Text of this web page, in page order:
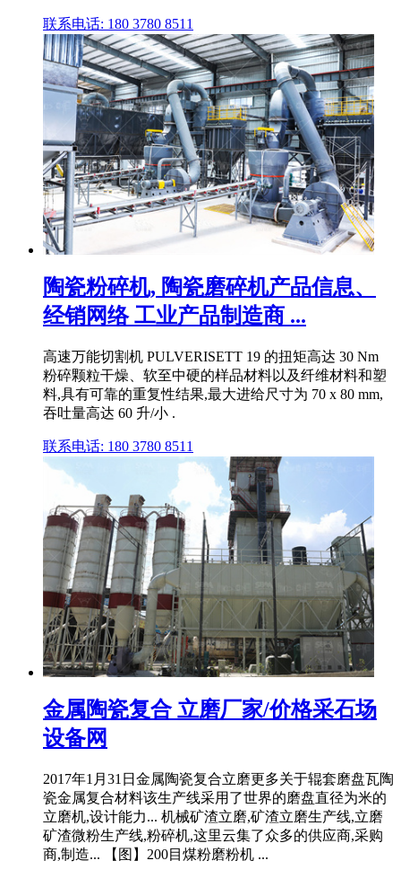
联系电话: 180 3780 8511
陶瓷粉碎机, 陶瓷磨碎机产品信息、
经销网络 工业产品制造商 ...
高速万能切割机 PULVERISETT 19 的扭矩高达 30 Nm
粉碎颗粒干燥、软至中硬的样品材料以及纤维材料和塑
料,具有可靠的重复性结果,最大进给尺寸为 70 x 80 mm,
吞吐量高达 60 升/小 .
联系电话: 180 3780 8511
金属陶瓷复合 立磨厂家/价格采石场
设备网
2017年1月31日金属陶瓷复合立磨更多关于辊套磨盘瓦陶
瓷金属复合材料该生产线采用了世界的磨盘直径为米的
立磨机,设计能力... 机械矿渣立磨,矿渣立磨生产线,立磨
矿渣微粉生产线,粉碎机,这里云集了众多的供应商,采购
商,制造... 【图】200目煤粉磨粉机 ...